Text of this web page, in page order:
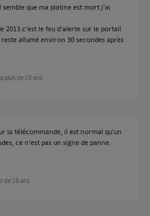
que ma platine est mort.j'ai
2013.c'est le feu d'alerte sur le portail
allumé environ 30 secondes après
plus de 10 ans
la télécommande, il est normal qu'un
ce n'est pas un signe de panne.
de 10 ans